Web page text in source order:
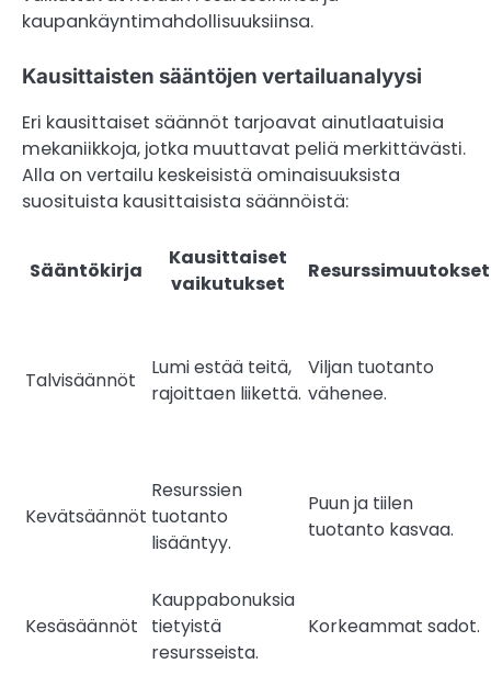
kaupankäyntimahdollisuuksiinsa.
Kausittaisten sääntöjen vertailuanalyysi
Eri kausittaiset säännöt tarjoavat ainutlaatuisia
mekaniikkoja, jotka muuttavat peliä merkittävästi.
Alla on vertailu keskeisistä ominaisuuksista
suosituista kausittaisista säännöistä:
Sääntökirja
Kausittaiset
vaikutukset
Resurssimuutokset
Talvisäännöt
Lumi estää teitä,
rajoittaen liikettä.
Viljan tuotanto
vähenee.
Kevätsäännöt
Resurssien
tuotanto
lisääntyy.
Puun ja tiilen
tuotanto kasvaa.
Kesäsäännöt
Kauppabonuksia
tietyistä
resursseista.
Korkeammat sadot.